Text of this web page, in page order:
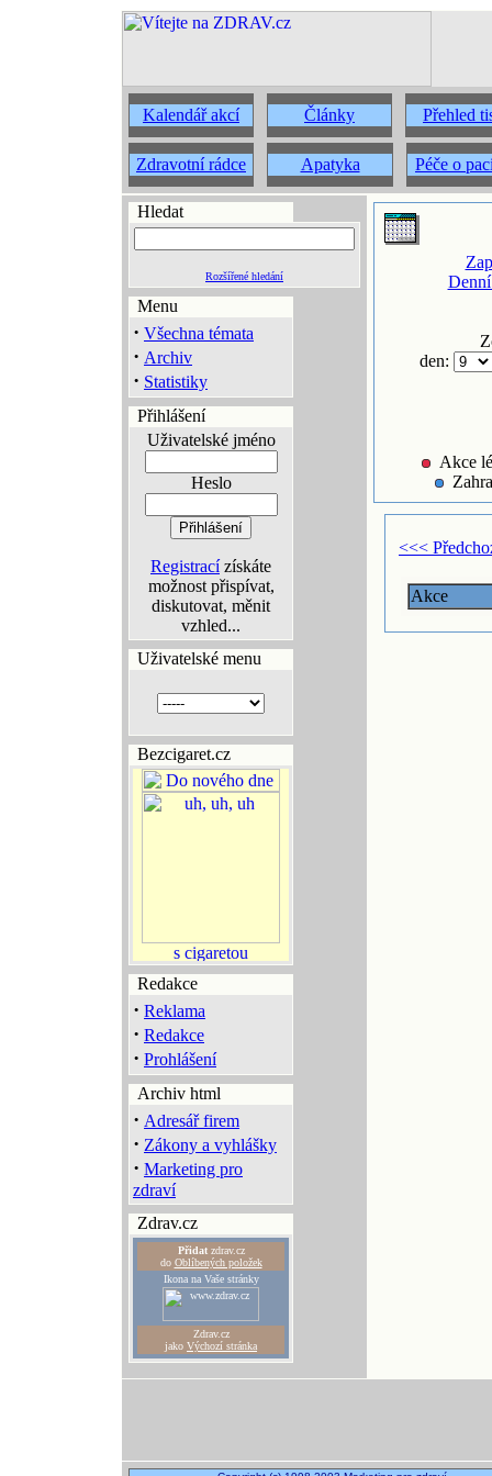
Kalendář akcí Články Přehled
Zdravotní rádce Apatyka Péče o
Hledat
Rozšířené hledání
Menu
· Všechna témata
· Archiv
· Statistiky
Přihlášení
Uživatelské jméno
Heslo
Registracízískáte
možnost přispívat,
diskutovat, měnit
vzhled...
Uživatelské menu
Bezcigaret.cz
Redakce
· Reklama
· Redakce
· Prohlášení
Archiv html
· Adresář firem
· Zákony a vyhlášky
· Marketing pro
zdraví
Zdrav.cz
Přidatzdrav.cz
do Oblíbených položek
Ikona na Vaše stránky
Zdrav.cz
jako Výchozí stránka
den:
Akce
<<<
Akce